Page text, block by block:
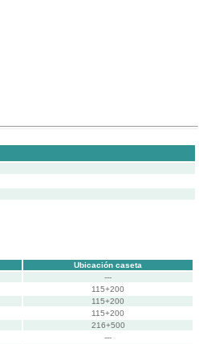
Ubicación caseta
---
115+200
115+200
115+200
216+500
---